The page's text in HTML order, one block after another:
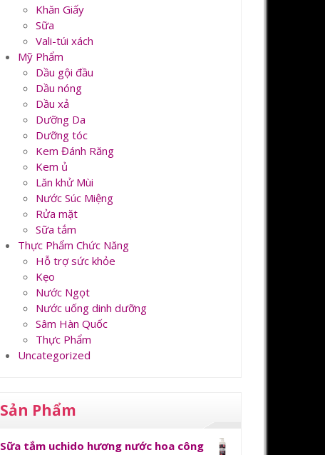
Khăn Giấy
Sữa
Vali-túi xách
Mỹ Phẩm
Dầu gội đầu
Dầu nóng
Dầu xả
Dưỡng Da
Dưỡng tóc
Kem Đánh Răng
Kem ủ
Lăn khử Mùi
Nước Súc Miệng
Rửa mặt
Sữa tắm
Thực Phẩm Chức Năng
Hỗ trợ sức khỏe
Kẹo
Nước Ngọt
Nước uống dinh dưỡng
Sâm Hàn Quốc
Thực Phẩm
Uncategorized
Sản Phẩm
Sữa tắm uchido hương nước hoa công